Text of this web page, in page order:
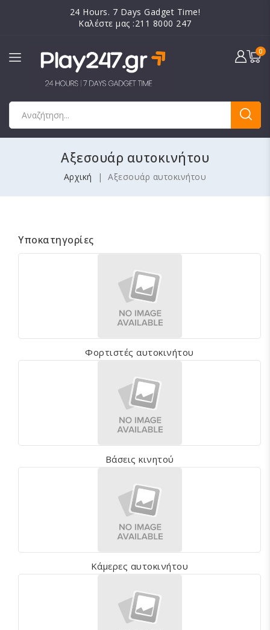
24 Hours. 7 Days Gadget Time!
Καλέστε μας :211 8000 247
0
Αξεσουάρ αυτοκινήτου
Αρχική Αξεσουάρ αυτοκινήτου
Υποκατηγορίες
Φορτιστές αυτοκινήτου
Βάσεις κινητού
Κάμερες αυτοκινήτου